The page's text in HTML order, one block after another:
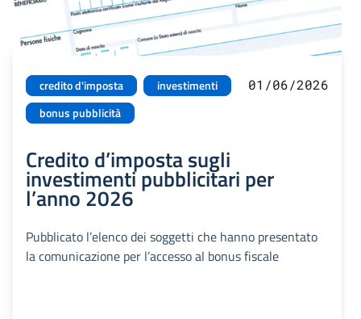
credito d'imposta
investimenti
bonus pubblicità
01/06/2026
Credito d’imposta sugli
investimenti pubblicitari per
l’anno 2026
Pubblicato l’elenco dei soggetti che hanno presentato
la comunicazione per l’accesso al bonus fiscale